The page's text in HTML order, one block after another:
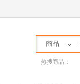
商品
热搜商品：